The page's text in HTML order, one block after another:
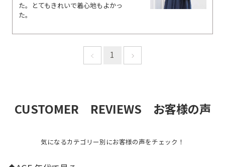
た。とてもきれいで着心地もよかっ
た。
1
CUSTOMER REVIEWS お客様の声
気になるカテゴリー別にお客様の声をチェック！